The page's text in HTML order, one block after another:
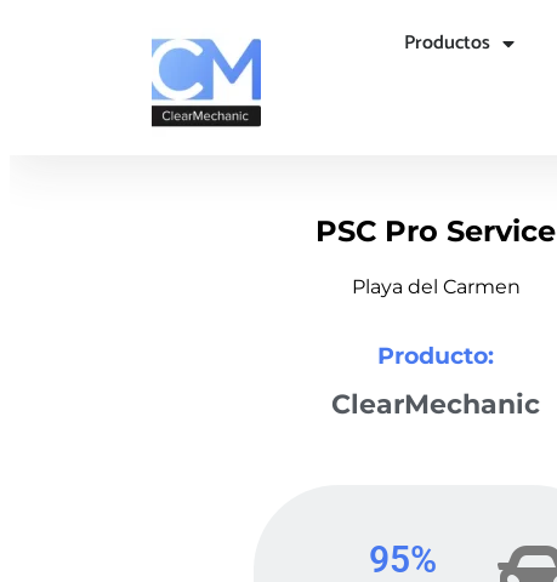
Productos
PSC Pro Service
Playa del Carmen
Producto:
ClearMechanic
95%